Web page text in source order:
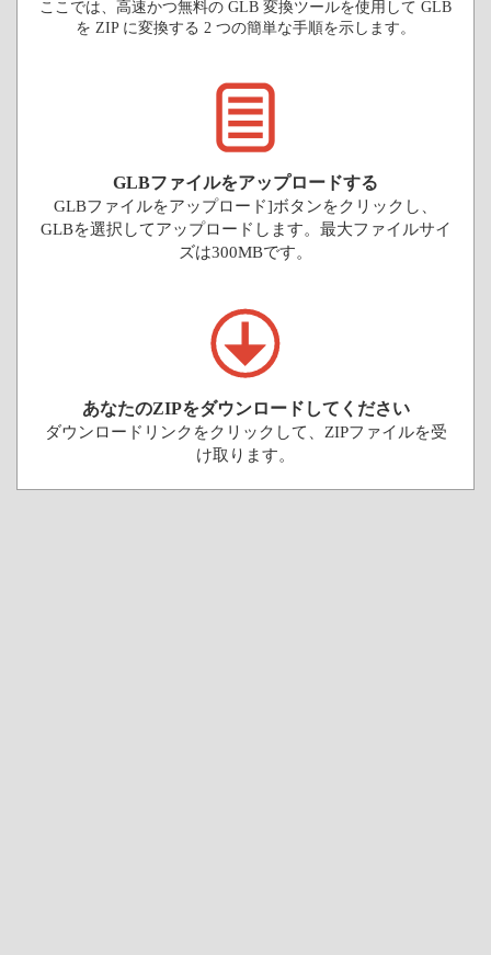
ここでは、高速かつ無料の GLB 変換ツールを使用して GLB
を ZIP に変換する 2 つの簡単な手順を示します。
GLBファイルをアップロードする
GLBファイルをアップロード]ボタンをクリックし、
GLBを選択してアップロードします。最大ファイルサイ
ズは300MBです。
あなたのZIPをダウンロードしてください
ダウンロードリンクをクリックして、ZIPファイルを受
け取ります。